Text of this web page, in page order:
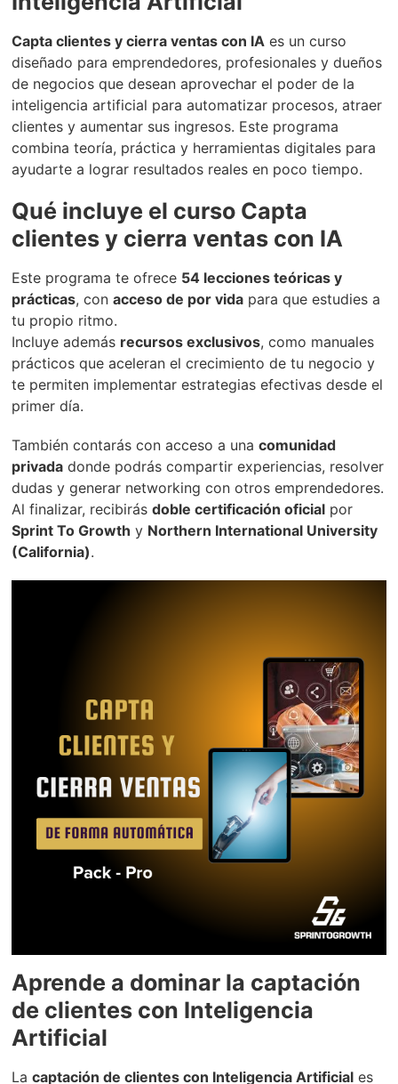
Capta clientes y cierra ventas con IA es un curso
diseñado para emprendedores, profesionales y dueños
de negocios que desean aprovechar el poder de la
inteligencia artificial para automatizar procesos, atraer
clientes y aumentar sus ingresos. Este programa
combina teoría, práctica y herramientas digitales para
ayudarte a lograr resultados reales en poco tiempo.
Qué incluye el curso Capta
clientes y cierra ventas con IA
Este programa te ofrece 54 lecciones teóricas y
prácticas, conacceso de por vida para que estudies a
tu propio ritmo.
Incluye además recursos exclusivos, como manuales
prácticos que aceleran el crecimiento de tu negocio y
te permiten implementar estrategias efectivas desde el
primer día.
También contarás con acceso a unacomunidad
privada donde podrás compartir experiencias, resolver
dudas y generar networking con otros emprendedores.
Al finalizar, recibirásdoble certificación oficial por
Sprint To Growth y Northern International University
(California).
Aprende a dominar la captación
de clientes con Inteligencia
Artificial
Lacaptación de clientes con Inteligencia Artificial es